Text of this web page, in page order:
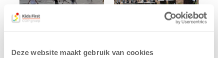
Deze website maakt gebruik van cookies